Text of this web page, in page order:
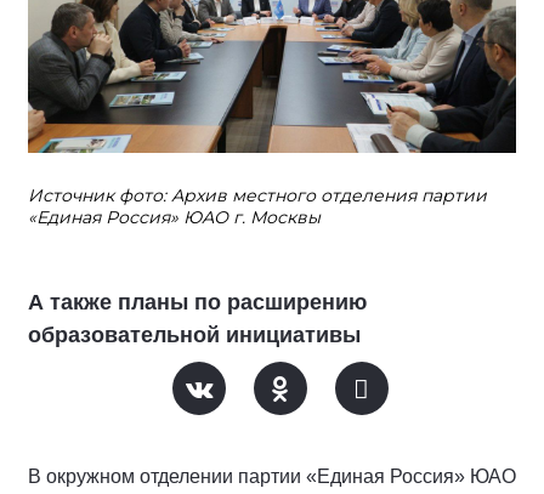
Источник фото: Архив местного отделения партии
«Единая Россия» ЮАО г. Москвы
А также планы по расширению
образовательной инициативы
В окружном отделении партии «Единая Россия» ЮАО